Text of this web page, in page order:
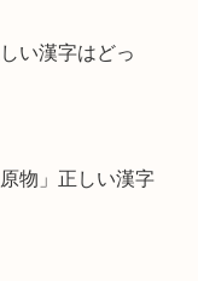
い漢字はどっ
物」正しい漢字